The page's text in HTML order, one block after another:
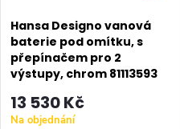
Hansa Designo vanová
baterie pod omítku, s
přepínačem pro 2
výstupy, chrom 81113593
13 530 Kč
Na objednání